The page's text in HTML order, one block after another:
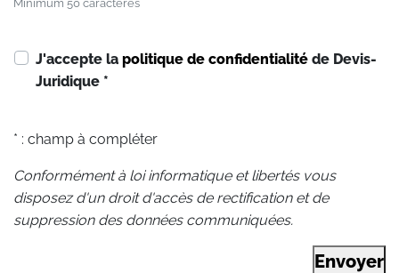
Minimum 50 caractères
J'accepte la politique de confidentialité de Devis-
Juridique *
* : champ à compléter
Conformément à loi informatique et libertés vous
disposez d'un droit d'accès de rectification et de
suppression des données communiquées.
Envoyer